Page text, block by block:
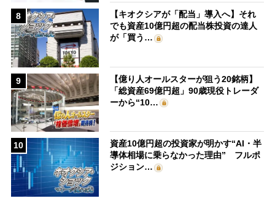
8
【キオクシアが「配当」導入へ】それ
でも資産10億円超の配当株投資の達人
が「買う…
9
【億り人オールスターが狙う20銘柄】
「総資産69億円超」90歳現役トレーダ
ーから“10…
10
資産10億円超の投資家が明かす“AI・半
導体相場に乗らなかった理由” フルポ
ジション…